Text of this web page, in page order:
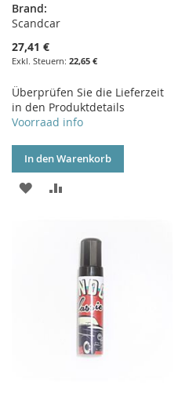
Brand:
Scandcar
27,41 €
22,65 €
Überprüfen Sie die Lieferzeit
in den Produktdetails
Voorraad info
In den Warenkorb
ZUR
HINZUFÜGENHINZUFÜGEN